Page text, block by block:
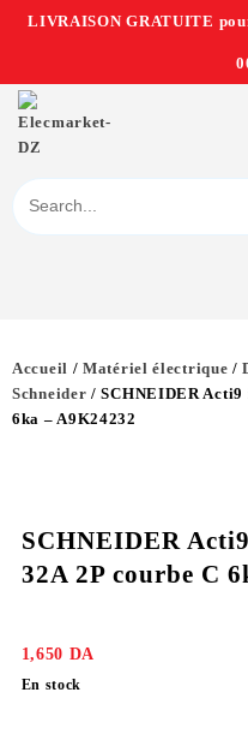
LIVRAISON GRATUITE
Accueil /Matériel électrique /
Schneider / SCHNEIDER Acti9
6ka – A9K24232
SCHNEIDER
32A 2P courbe C
1,650 DA
En stock